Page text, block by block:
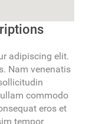
adipiscing elit.
Nam venenatis
commodo
eros et
tempor